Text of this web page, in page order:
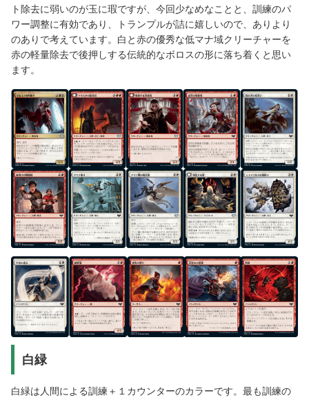
ト除去に弱いのが玉に瑕ですが、今回少なめなことと、訓練のパ
ワー調整に有効であり、トランプルが詰に嬉しいので、ありより
のありで考えています。白と赤の優秀な低マナ域クリーチャーを
赤の軽量除去で後押しする伝統的なボロスの形に落ち着くと思い
ます。
白緑
白緑は人間による訓練＋１カウンターのカラーです。最も訓練の